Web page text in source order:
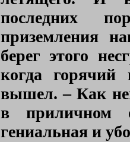
последних
приземления
берег этого
когда горячий
вышел. – Как
в приличном
гениальная и